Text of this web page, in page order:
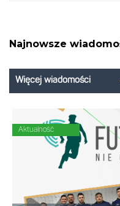
Najnowsze
Więcej wiadomości
Aktualność